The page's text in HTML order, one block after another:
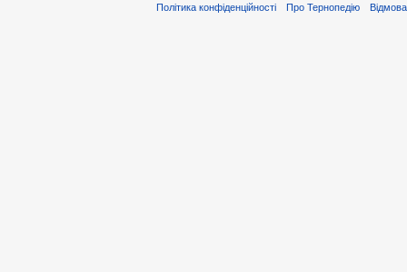
Політика конфіденційності Про Тернопедію Відмова